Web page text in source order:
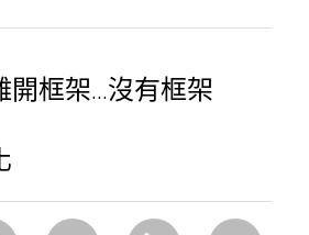
開框架...沒有框架